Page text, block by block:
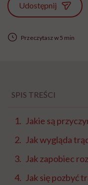
Udostępnij
Przeczytasz w 5 min
SPIS TREŚCI
Jakie są
Jak wygląda
Jak zapobiec
Jak się pozbyć